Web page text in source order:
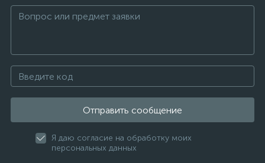
Отправить сообщение
Я даю согласие на обработку моих
персональных данных